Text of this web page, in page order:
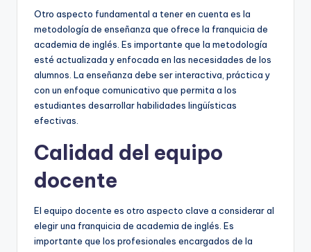
Otro aspecto fundamental a tener en cuenta es la
metodología de enseñanza que ofrece la franquicia de
academia de inglés. Es importante que la metodología
esté actualizada y enfocada en las necesidades de los
alumnos. La enseñanza debe ser interactiva, práctica y
con un enfoque comunicativo que permita a los
estudiantes desarrollar habilidades lingüísticas
efectivas.
Calidad del equipo
docente
El equipo docente es otro aspecto clave a considerar al
elegir una franquicia de academia de inglés. Es
importante que los profesionales encargados de la